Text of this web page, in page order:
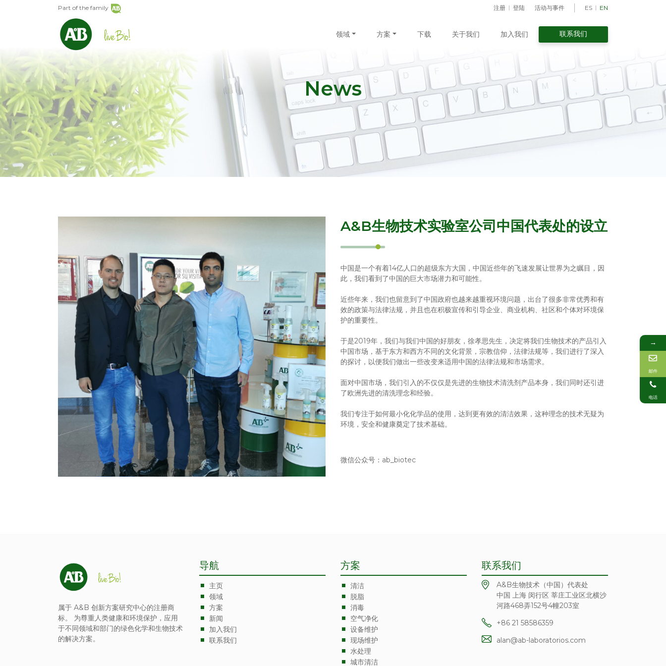
Part of the family ES EN
活动与事件
注册 登陆
领域 方案 下载 关于我们 加入我们 联系我们
News
A&B生物技术实验室公司中国代表处的设立
中国是一个有着14亿人口的超级东方大国，中国近些年的飞速发展让世界为之瞩目，因
此，我们看到了中国的巨大市场潜力和可能性。
近些年来，我们也留意到了中国政府也越来越重视环境问题，出台了很多非常优秀和有
效的政策与法律法规，并且也在积极宣传和引导企业、商业机构、社区和个体对环境保
护的重要性。
于是2019年，我们与我们中国的好朋友，徐孝思先生，决定将我们生物技术的产品引入
中国市场，基于东方和西方不同的文化背景，宗教信仰，法律法规等，我们进行了深入
的探讨，以便我们做出一些改变来适用中国的法律法规和市场需求。
面对中国市场，我们引入的不仅仅是先进的生物技术清洗剂产品本身，我们同时还引进
了欧洲先进的清洗理念和经验。
我们专注于如何最小化化学品的使用，达到更有效的清洁效果，这种理念的技术无疑为
环境，安全和健康奠定了技术基础。
微信公众号：ab_biotec
属于 A&B 创新方案研究中心的注册商
标。 为尊重人类健康和环境保护，应用
于不同领域和部门的绿色化学和生物技术
的解决方案。
导航
主页
领域
方案
新闻
加入我们
联系我们
方案
清洁
脱脂
消毒
空气净化
设备维护
现场维护
水处理
城市清洁
联系我们
A&B生物技术（中国）代表处
中国 上海 闵行区 莘庄工业区北横沙
河路468弄152号4幢203室
+86 21 58586359
alan@ab-laboratorios.com
→
邮件
电话